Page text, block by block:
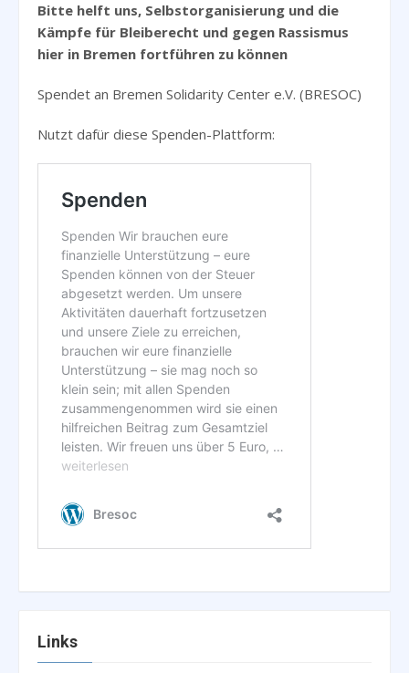
Bitte helft uns, Selbstorganisierung und die
Kämpfe für Bleiberecht und gegen Rassismus
hier in Bremen fortführen zu können
Spendet an Bremen Solidarity Center e.V. (BRESOC)
Nutzt dafür diese Spenden-Plattform:
Links